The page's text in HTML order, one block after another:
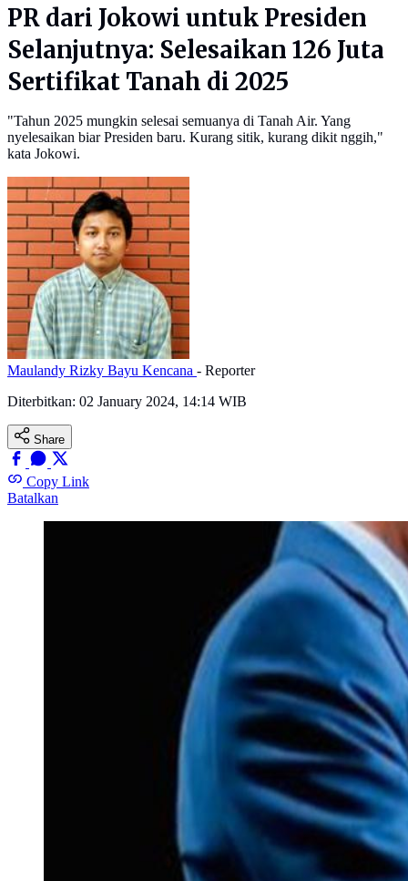
PR dari Jokowi untuk Presiden
Selanjutnya: Selesaikan 126 Juta
Sertifikat Tanah di 2025
"Tahun 2025 mungkin selesai semuanya di Tanah Air. Yang
nyelesaikan biar Presiden baru. Kurang sitik, kurang dikit nggih,"
kata Jokowi.
Maulandy Rizky Bayu Kencana - Reporter
Diterbitkan: 02 January 2024, 14:14 WIB
Share
Copy Link
Batalkan